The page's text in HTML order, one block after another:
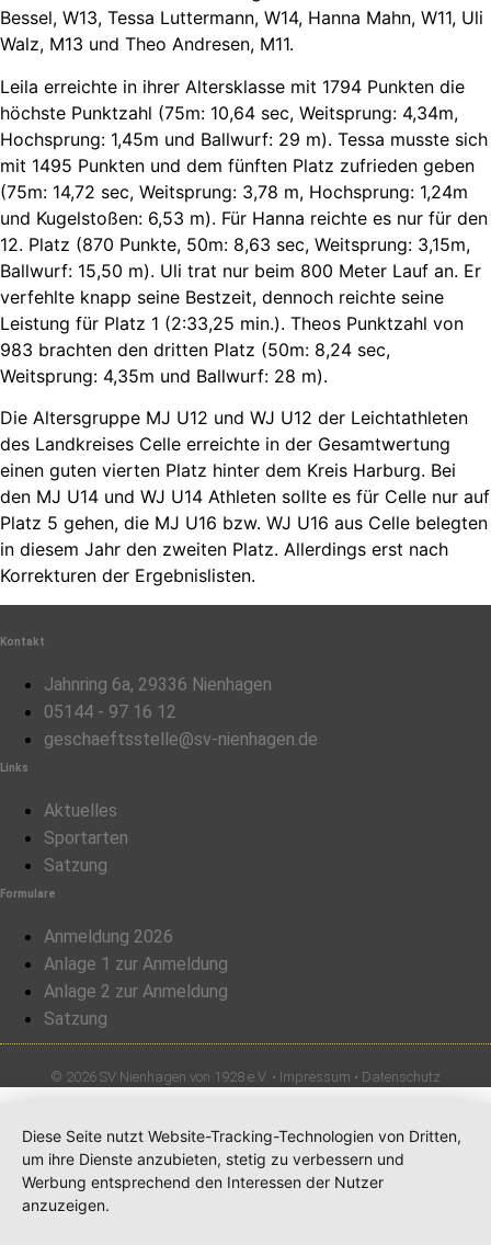
Bessel, W13, Tessa Luttermann, W14, Hanna Mahn, W11, Uli
Walz, M13 und Theo Andresen, M11.
Leila erreichte in ihrer Altersklasse mit 1794 Punkten die
höchste Punktzahl (75m: 10,64 sec, Weitsprung: 4,34m,
Hochsprung: 1,45m und Ballwurf: 29 m). Tessa musste sich
mit 1495 Punkten und dem fünften Platz zufrieden geben
(75m: 14,72 sec, Weitsprung: 3,78 m, Hochsprung: 1,24m
und Kugelstoßen: 6,53 m). Für Hanna reichte es nur für den
12. Platz (870 Punkte, 50m: 8,63 sec, Weitsprung: 3,15m,
Ballwurf: 15,50 m). Uli trat nur beim 800 Meter Lauf an. Er
verfehlte knapp seine Bestzeit, dennoch reichte seine
Leistung für Platz 1 (2:33,25 min.). Theos Punktzahl von
983 brachten den dritten Platz (50m: 8,24 sec,
Weitsprung: 4,35m und Ballwurf: 28 m).
Die Altersgruppe MJ U12 und WJ U12 der Leichtathleten
des Landkreises Celle erreichte in der Gesamtwertung
einen guten vierten Platz hinter dem Kreis Harburg. Bei
den MJ U14 und WJ U14 Athleten sollte es für Celle nur auf
Platz 5 gehen, die MJ U16 bzw. WJ U16 aus Celle belegten
in diesem Jahr den zweiten Platz. Allerdings erst nach
Korrekturen der Ergebnislisten.
Kontakt
Jahnring 6a, 29336 Nienhagen
05144 - 97 16 12
geschaeftsstelle@sv-nienhagen.de
Links
Aktuelles
Sportarten
Satzung
Formulare
Anmeldung 2026
Anlage 1 zur Anmeldung
Anlage 2 zur Anmeldung
Satzung
© 2026 SV Nienhagen von 1928 e.V. • Impressum • Datenschutz
Diese Seite nutzt Website-Tracking-Technologien von Dritten,
um ihre Dienste anzubieten, stetig zu verbessern und
Werbung entsprechend den Interessen der Nutzer
anzuzeigen.